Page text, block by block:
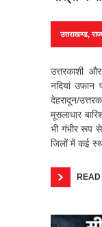
उत्तराखण्ड,
उत्तरकाशी
नदियां उफान
देहरादून/
मूसलाधार
भी गंभीर रूप
जिलों में कई